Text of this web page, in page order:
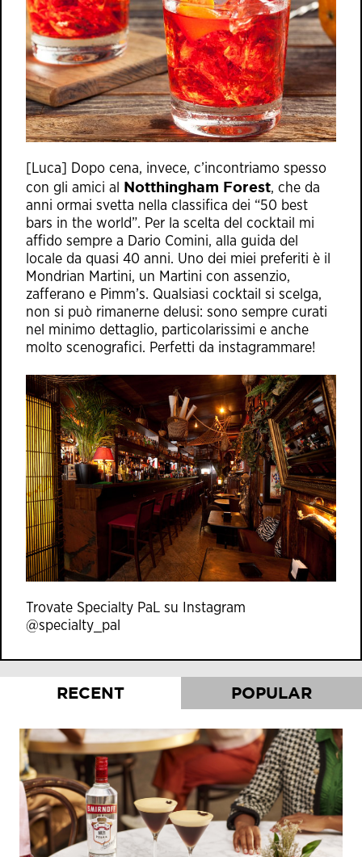
[Luca] Dopo cena, invece, c’incontriamo spesso
con gli amici al Notthingham Forest, che da
anni ormai svetta nella classifica dei “50 best
bars in the world”. Per la scelta del cocktail mi
affido sempre a Dario Comini, alla guida del
locale da quasi 40 anni. Uno dei miei preferiti è il
Mondrian Martini, un Martini con assenzio,
zafferano e Pimm’s. Qualsiasi cocktail si scelga,
non si può rimanerne delusi: sono sempre curati
nel minimo dettaglio, particolarissimi e anche
molto scenografici. Perfetti da instagrammare!
Trovate Specialty PaL su Instagram
@specialty_pal
RECENT POPULAR